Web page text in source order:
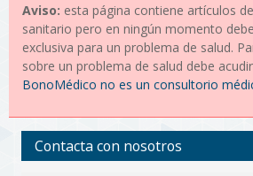
Aviso: esta página contiene artículos
sanitario pero en ningún momento
exclusiva para un problema de salud.
sobre un problema de salud debe
BonoMédico no es un consultorio
Contacta con nosotros